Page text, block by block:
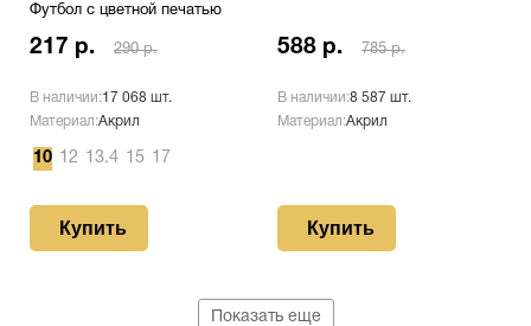
Футбол с цветной печатью
217 р. 290 р.
В наличии:17 068 шт.
Материал:Акрил
10 12 13.4 15 17
Купить
588 р. 785 р.
В наличии:8 587 шт.
Материал:Акрил
Купить
Показать еще